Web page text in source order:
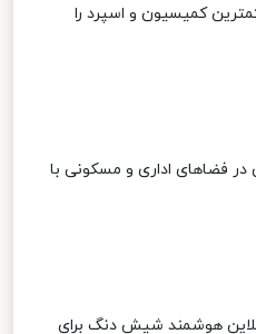
کمیسیون و اسپرد را
فضاهای اداری و مسکونی با
هوشمند شیش دنگ برای